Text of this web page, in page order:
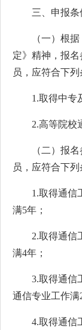
三、申报条
（一）根
定》精神，报
员，应符合下列
1.取得中专
2.高等院校
（二）报
员，应符合下列
1.取得通信
满5年；
2.取得通信
满4年；
3.取得通信
通信专业工作满
4.取得通信